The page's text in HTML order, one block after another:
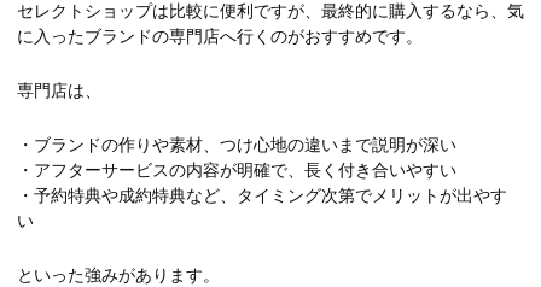
セレクトショップは比較に便利ですが、最終的に購入するなら、気
に入ったブランドの専門店へ行くのがおすすめです。
専門店は、
・ブランドの作りや素材、つけ心地の違いまで説明が深い
・アフターサービスの内容が明確で、長く付き合いやすい
・予約特典や成約特典など、タイミング次第でメリットが出やす
い
といった強みがあります。